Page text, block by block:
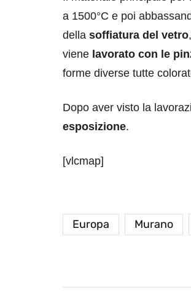
a 1500°C e poi
della soffiatura del vetro
viene lavorato con le
forme diverse tutte
Dopo aver visto la
esposizione.
[vlcmap]
Europa Murano
il Louvre in
di 4 ore